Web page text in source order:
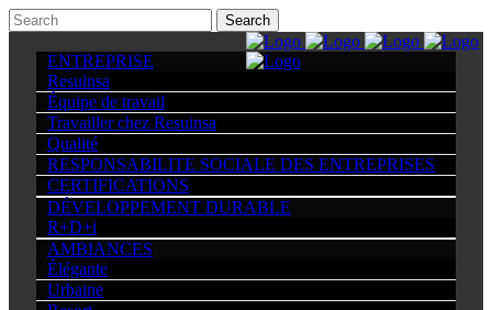
ENTREPRISE
Resuinsa
Équipe de travail
Travailler chez Resuinsa
Qualité
RESPONSABILITE SOCIALE DES ENTREPRISES
CERTIFICATIONS
DÉVELOPPEMENT DURABLE
R+D+i
AMBIANCES
Élégante
Urbaine